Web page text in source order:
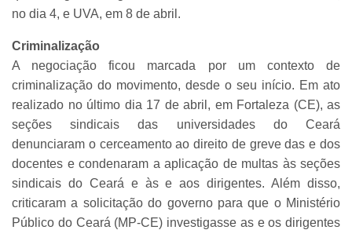
no dia 4, e UVA, em 8 de abril.
Criminalização
A negociação ficou marcada por um contexto de
criminalização do movimento, desde o seu início. Em ato
realizado no último dia 17 de abril, em Fortaleza (CE), as
seções sindicais das universidades do Ceará
denunciaram o cerceamento ao direito de greve das e dos
docentes e condenaram a aplicação de multas às seções
sindicais do Ceará e às e aos dirigentes. Além disso,
criticaram a solicitação do governo para que o Ministério
Público do Ceará (MP-CE) investigasse as e os dirigentes